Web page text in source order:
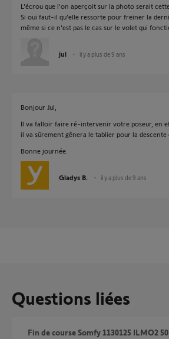
L'écrou que l'on aperçoit sur la photo serait
Si oui faut-il qu'elle ressorte pour freiner la
même si ce n'est pas le cas sur le volet qui
jul il y a plus de 9 ans
Bonjour Jul,
Il va falloir faire ré-intervenir votre poseur, en
il va sûrement gênera le tablier pour la descente
Bonne journée.
Gladys B. il y a plus de 9 ans
Questions liées
Fin de course Somfy 1130125 ILMO2